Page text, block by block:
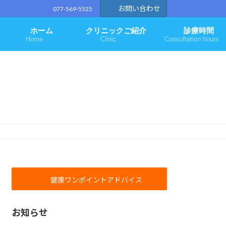
077-569-5525 お問い合わせ
ホーム
Home
クリニックご紹介
Clinic
診療時間
Consultation hours
健康ワンポイントアドバイス
お知らせ